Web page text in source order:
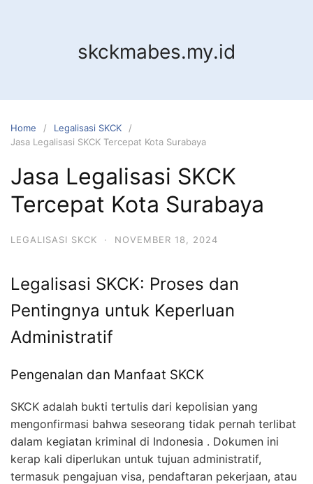
skckmabes.my.id
Home
Legalisasi SKCK
Jasa Legalisasi SKCK Tercepat Kota Surabaya
Jasa Legalisasi SKCK
Tercepat Kota Surabaya
LEGALISASI SKCK · NOVEMBER 18, 2024
Legalisasi SKCK: Proses dan
Pentingnya untuk Keperluan
Administratif
Pengenalan dan Manfaat SKCK
SKCK adalah bukti tertulis dari kepolisian yang
mengonfirmasi bahwa seseorang tidak pernah terlibat
dalam kegiatan kriminal di Indonesia . Dokumen ini
kerap kali diperlukan untuk tujuan administratif,
termasuk pengajuan visa, pendaftaran pekerjaan, atau